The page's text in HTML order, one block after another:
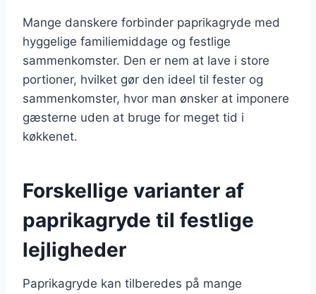
Mange danskere forbinder paprikagryde med
hyggelige familiemiddage og festlige
sammenkomster. Den er nem at lave i store
portioner, hvilket gør den ideel til fester og
sammenkomster, hvor man ønsker at imponere
gæsterne uden at bruge for meget tid i
køkkenet.
Forskellige varianter af
paprikagryde til festlige
lejligheder
Paprikagryde kan tilberedes på mange